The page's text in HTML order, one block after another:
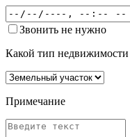
Звонить не нужно
Какой тип недвижимости
Примечание